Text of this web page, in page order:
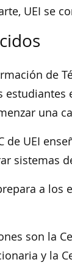
UEI se
de
una
de UEI
sistemas
a los
son la
y la